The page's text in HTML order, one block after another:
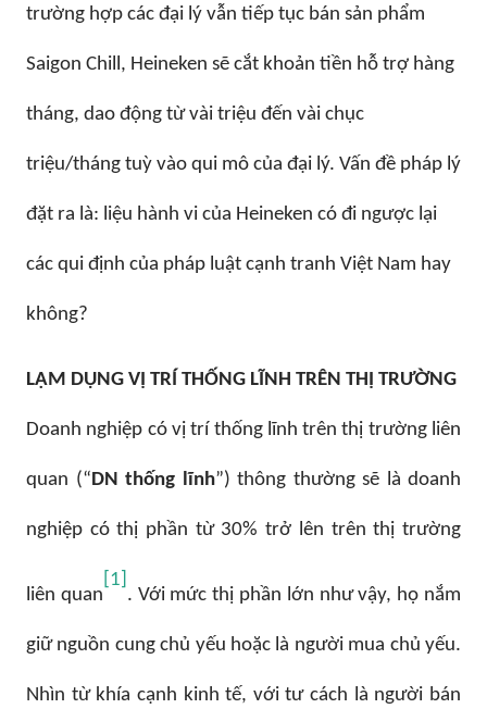
trường hợp các đại lý vẫn tiếp tục bán sản phẩm
Saigon Chill, Heineken sẽ cắt khoản tiền hỗ trợ hàng
tháng, dao động từ vài triệu đến vài chục
triệu/tháng tuỳ vào qui mô của đại lý. Vấn đề pháp lý
đặt ra là: liệu hành vi của Heineken có đi ngược lại
các qui định của pháp luật cạnh tranh Việt Nam hay
không?
LẠM DỤNG VỊ TRÍ THỐNG LĨNH TRÊN THỊ TRƯỜNG
Doanh nghiệp có vị trí thống lĩnh trên thị trường liên
quan (“DN thống lĩnh”) thông thường sẽ là doanh
nghiệp có thị phần từ 30% trở lên trên thị trường
liên quan
[1]
. Với mức thị phần lớn như vậy, họ nắm
giữ nguồn cung chủ yếu hoặc là người mua chủ yếu.
Nhìn từ khía cạnh kinh tế, với tư cách là người bán